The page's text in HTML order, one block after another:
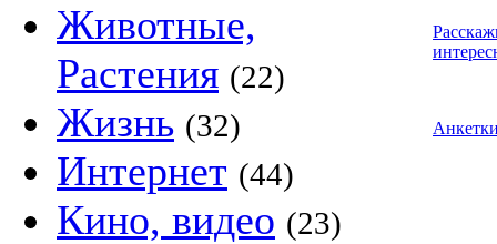
Животные,
Растения (22)
Жизнь (32)
Интернет (44)
Кино, видео (23)